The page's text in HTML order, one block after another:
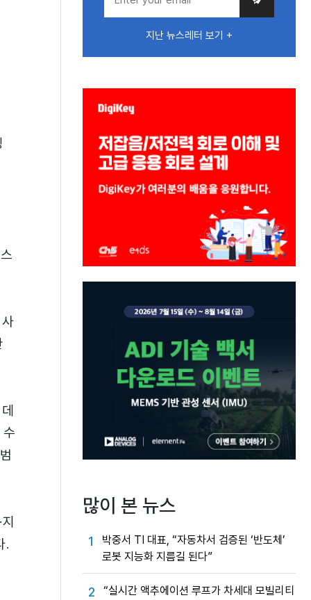
.
지난 뉴스레터 보기 +
많이 본 뉴스
1
박중서 TI 대표, “자동차서 검증된 ‘반도체’
로봇 지능화 지름길 된다”
2
“실시간 액추에이션 루프가 차세대 모빌리티